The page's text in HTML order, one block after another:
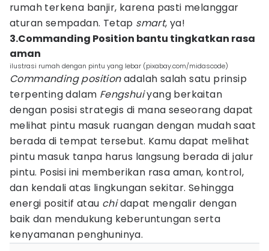
rumah terkena banjir, karena pasti melanggar
aturan sempadan. Tetap smart, ya!
3.Commanding Position bantu tingkatkan rasa
aman
ilustrasi rumah dengan pintu yang lebar (pixabay.com/midascode)
Commanding positionadalah salah satu prinsip
terpenting dalam Fengshuiyang berkaitan
dengan posisi strategis di mana seseorang dapat
melihat pintu masuk ruangan dengan mudah saat
berada di tempat tersebut. Kamu dapat melihat
pintu masuk tanpa harus langsung berada di jalur
pintu. Posisi ini memberikan rasa aman, kontrol,
dan kendali atas lingkungan sekitar. Sehingga
energi positif atau chidapat mengalir dengan
baik dan mendukung keberuntungan serta
kenyamanan penghuninya.